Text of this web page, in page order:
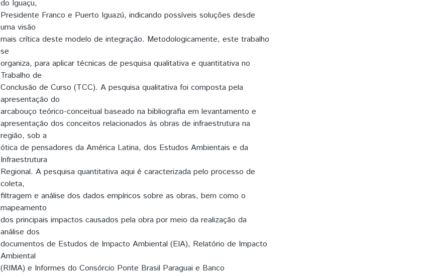
do Iguaçu,
Presidente Franco e Puerto Iguazú, indicando possíveis soluções desde
uma visão
mais crítica deste modelo de integração. Metodologicamente, este trabalho
se
organiza, para aplicar técnicas de pesquisa qualitativa e quantitativa no
Trabalho de
Conclusão de Curso (TCC). A pesquisa qualitativa foi composta pela
apresentação do
arcabouço teórico-conceitual baseado na bibliografia em levantamento e
apresentação dos conceitos relacionados às obras de infraestrutura na
região, sob a
ótica de pensadores da América Latina, dos Estudos Ambientais e da
Infraestrutura
Regional. A pesquisa quantitativa aqui é caracterizada pelo processo de
coleta,
filtragem e análise dos dados empíricos sobre as obras, bem como o
mapeamento
dos principais impactos causados pela obra por meio da realização da
análise dos
documentos de Estudos de Impacto Ambiental (EIA), Relatório de Impacto
Ambiental
(RIMA) e Informes do Consórcio Ponte Brasil Paraguai e Banco